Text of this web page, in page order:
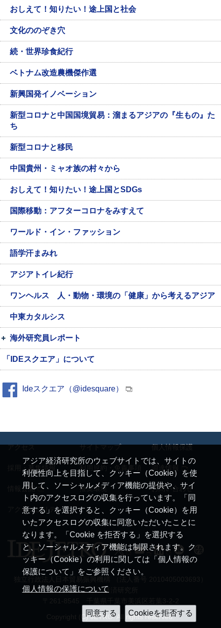
おしえて！知りたい！途上国と社会
文化ののぞき穴
続・世界珍食紀行
ベトナム改造農機傑作選
新興国発イノベーション
新型コロナと中国国境貿易：溜まるアジアの『生もの』た
ち
新型コロナと移民
中国貴州・ミャオ族の村々から
おしえて！知りたい！途上国とSDGs
国際移動：アフターコロナをみすえて
ワールド・イン・ファッション
語学汗まみれ
アジアトイレ紀行
ワンヘルス 人・動物・環境の「健康」から考えるアジア
中東カタルシス
海外研究員レポート
「IDEスクエア」について
Ideスクエア（@idesquare）
アジア経済研究所のウェブサイトでは、サイトの
利便性向上を目指して、クッキー（Cookie）を使
用して、ソーシャルメディア機能の提供や、サイ
ト内のアクセスログの収集を行っています。「同
意する」を選択すると、クッキー（Cookie）を用
いたアクセスログの収集に同意いただいたことに
なります。「Cookie を拒否する」を選択する
と、ソーシャルメディア機能は制限されます。ク
ッキー（Cookie）の利用に関しては「個人情報の
保護について」をご参照ください。
個人情報の保護について
アクセス サイトマップ 個人情報保護
採用・募集情報 利用規約・免責事項
情報公開 推奨環境 お問い合わせ
アクセシビリティ
アジア経済研究所
Copyright (C) JETRO. All rights reserved.